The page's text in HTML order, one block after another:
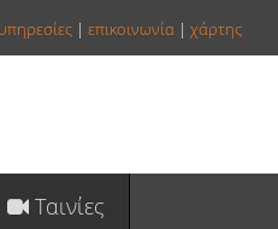
υπηρεσίες | επικοινωνία | χάρτης
Ταινίες